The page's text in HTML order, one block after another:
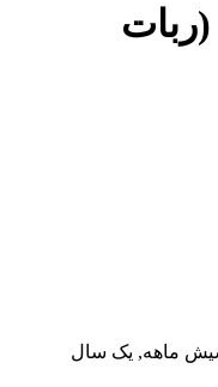
(ربات
ماهه, یک سال